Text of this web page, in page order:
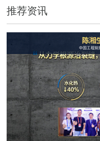
推荐资讯